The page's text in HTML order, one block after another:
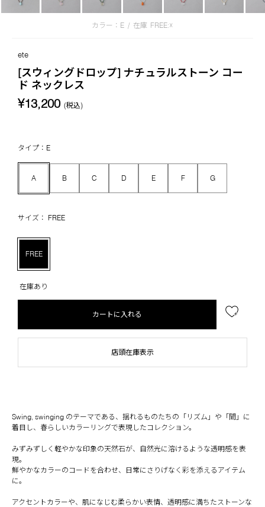
カラー：E / 在庫 FREE:☓
ete
[スウィングドロップ] ナチュラルストーン コー
ド ネックレス
¥13,200 (税込)
タイプ：E
A B C D E F G
サイズ： FREE
FREE
在庫あり
カートに入れる
店頭在庫表示
Swing, swinging のテーマである、揺れるものたちの「リズム」や「間」に
着目し、春らしいカラーリングで表現したコレクション。
みずみずしく軽やかな印象の天然石が、自然光に溶けるような透明感を表
現。
鮮やかなカラーのコードを合わせ、日常にさりげなく彩を添えるアイテム
に。
アクセントカラーや、肌になじむ柔らかい表情、透明感に満ちたストーンな